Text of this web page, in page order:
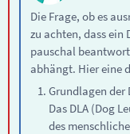
Die Frage, ob es
zu achten, dass
pauschal
abhängt. Hier eine
Grundlagen der
Das DLA (Dog
des